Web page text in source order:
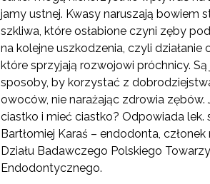
jamy ustnej. Kwasy naruszają bowiem
szkliwa, które osłabione czyni zęby
na kolejne uszkodzenia, czyli działanie
które sprzyjają rozwojowi próchnicy. Są
sposoby, by korzystać z
owoców, nie narażając zdrowia zębów.
ciastko i mieć ciastko? Odpowiada lek.
Bartłomiej Karaś – endodonta, członek
Działu Badawczego Polskiego
Endodontycznego.